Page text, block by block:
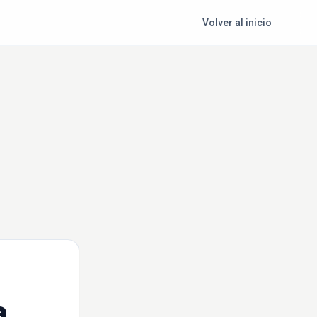
Volver al inicio